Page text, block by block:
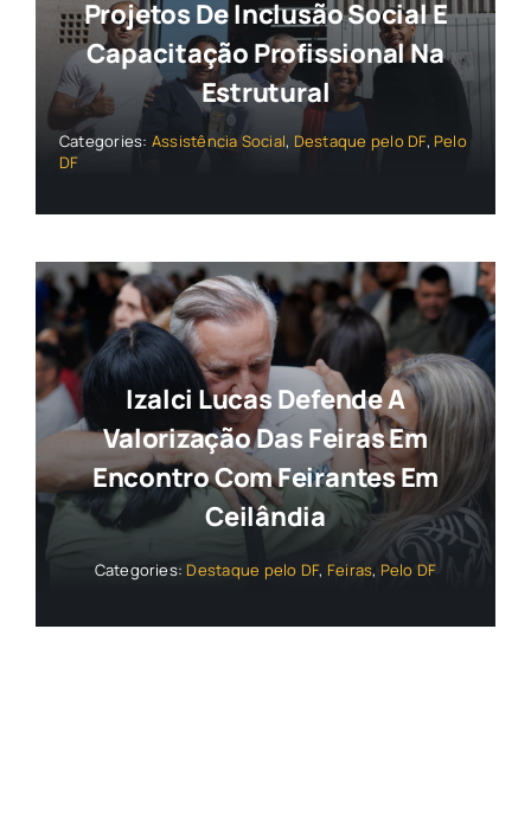
Projetos De Inclusão Social E
Capacitação Profissional Na
Estrutural
Categories: Assistência Social, Destaque pelo DF, Pelo
DF
Izalci Lucas Defende A
Valorização Das Feiras Em
Encontro Com Feirantes Em
Ceilândia
Categories: Destaque pelo DF, Feiras, Pelo DF